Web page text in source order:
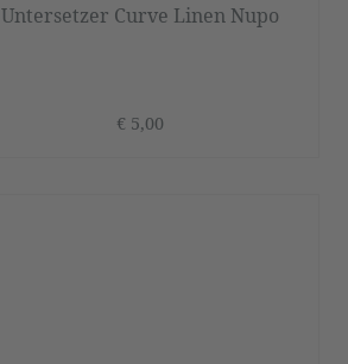
Untersetzer Curve Linen Nupo
€ 5,00